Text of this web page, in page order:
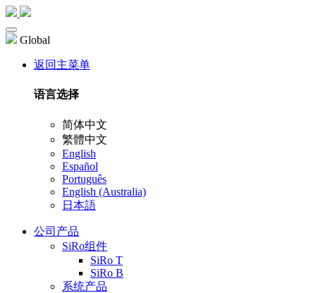
Global
返回主菜单
语言选择
简体中文
繁體中文
English
Español
Português
English (Australia)
日本語
公司产品
SiRo组件
SiRo T
SiRo B
系统产品